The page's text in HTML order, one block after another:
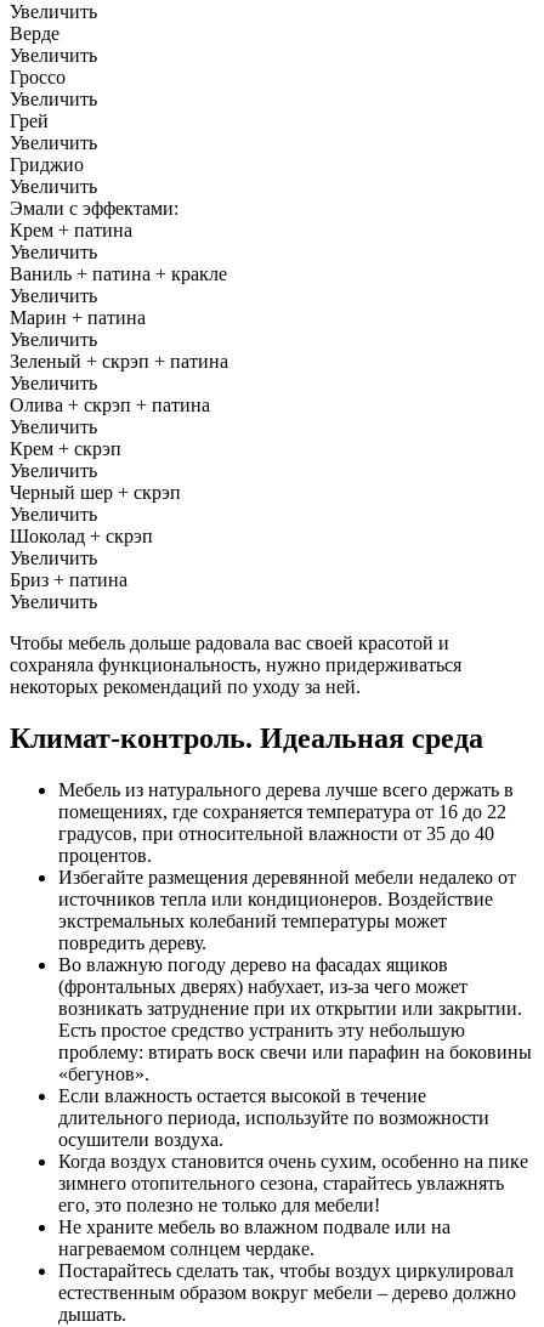
Увеличить
Верде
Увеличить
Гроссо
Увеличить
Грей
Увеличить
Гриджио
Увеличить
Эмали с эффектами:
Крем + патина
Увеличить
Ваниль + патина + кракле
Увеличить
Марин + патина
Увеличить
Зеленый + скрэп + патина
Увеличить
Олива + скрэп + патина
Увеличить
Крем + скрэп
Увеличить
Черный шер + скрэп
Увеличить
Шоколад + скрэп
Увеличить
Бриз + патина
Увеличить
Чтобы мебель дольше радовала вас своей красотой и
сохраняла функциональность, нужно придерживаться
некоторых рекомендаций по уходу за ней.
Климат-контроль. Идеальная среда
Мебель из натурального дерева лучше всего держать в
помещениях, где сохраняется температура от 16 до 22
градусов, при относительной влажности от 35 до 40
процентов.
Избегайте размещения деревянной мебели недалеко от
источников тепла или кондиционеров. Воздействие
экстремальных колебаний температуры может
повредить дереву.
Во влажную погоду дерево на фасадах ящиков
(фронтальных дверях) набухает, из-за чего может
возникать затруднение при их открытии или закрытии.
Есть простое средство устранить эту небольшую
проблему: втирать воск свечи или парафин на боковины
«бегунов».
Если влажность остается высокой в течение
длительного периода, используйте по возможности
осушители воздуха.
Когда воздух становится очень сухим, особенно на пике
зимнего отопительного сезона, старайтесь увлажнять
его, это полезно не только для мебели!
Не храните мебель во влажном подвале или на
нагреваемом солнцем чердаке.
Постарайтесь сделать так, чтобы воздух циркулировал
естественным образом вокруг мебели – дерево должно
дышать.